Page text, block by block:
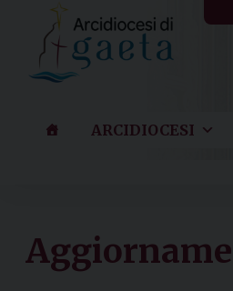
content
ARCIDIOCESI